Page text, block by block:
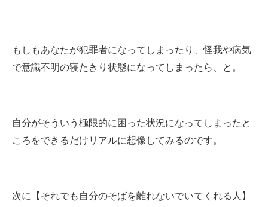
もしもあなたが犯罪者になってしまったり、怪我や病気
で意識不明の寝たきり状態になってしまったら、と。
自分がそういう極限的に困った状況になってしまったと
ころをできるだけリアルに想像してみるのです。
次に【それでも自分のそばを離れないでいてくれる人】